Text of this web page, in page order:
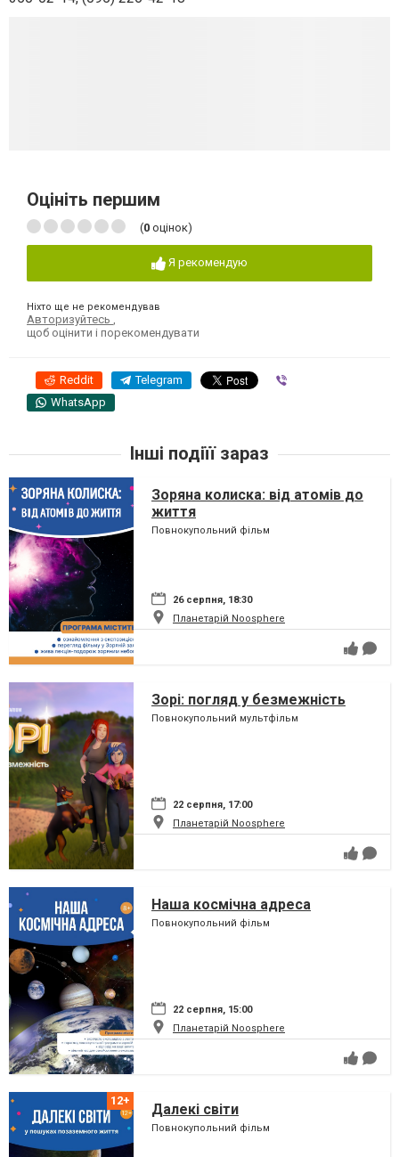
Оцініть першим
(0 оцінок)
Я рекомендую
Ніхто ще не рекомендував
Авторизуйтесь
щоб оцінити і порекомендувати
Reddit Telegram
WhatsApp
Інші подіїї зараз
Зоряна колиска: від атомів до
життя
Повнокупольний фільм
26 серпня, 18:30
Планетарій Noosphere
Зорі: погляд у безмежність
Повнокупольний мультфільм
22 серпня, 17:00
Планетарій Noosphere
Наша космічна адреса
Повнокупольний фільм
22 серпня, 15:00
Планетарій Noosphere
Далекі світи
Повнокупольний фільм